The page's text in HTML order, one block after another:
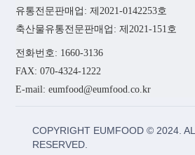
유통전문판매업: 제2021-0142253호
축산물유통전문판매업: 제2021-151호
전화번호: 1660-3136
FAX: 070-4324-1222
E-mail: eumfood@eumfood.co.kr
COPYRIGHT EUMFOOD © 2024.
RESERVED.